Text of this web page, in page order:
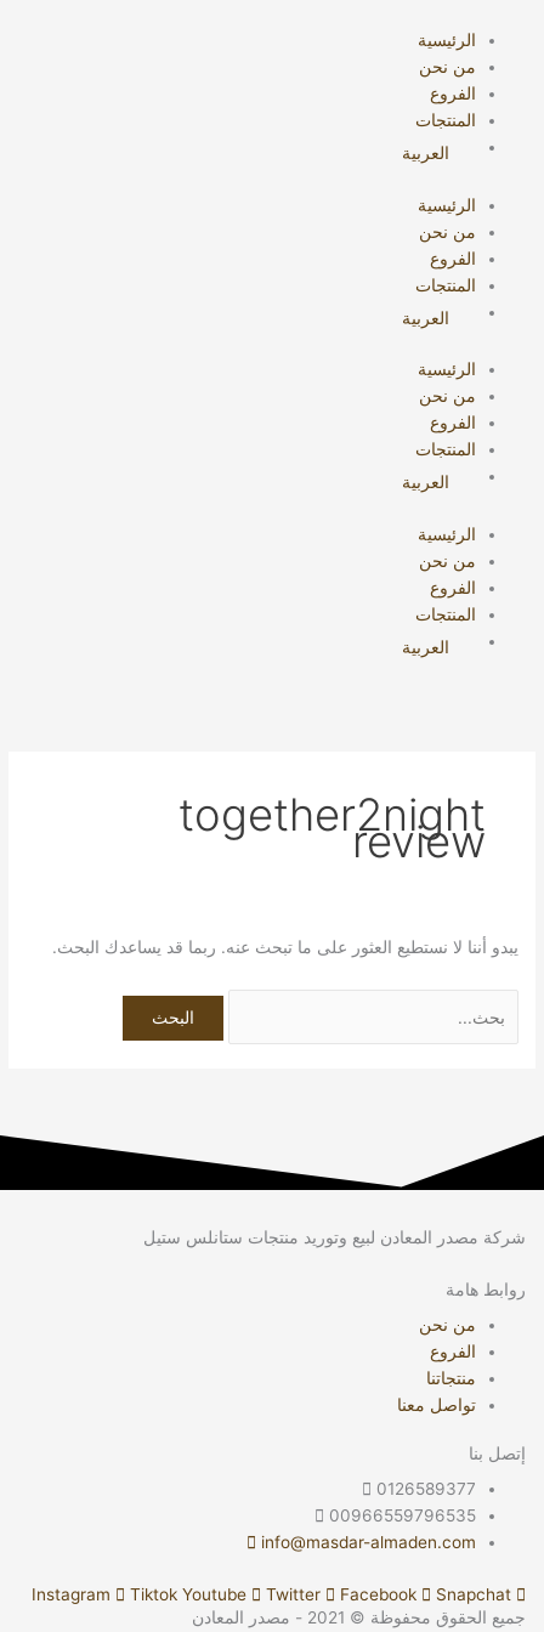
المحتوى
الرئيسية
من نحن
الفروع
المنتجات
العربية
الرئيسية
من نحن
الفروع
المنتجات
العربية
الرئيسية
من نحن
الفروع
المنتجات
العربية
الرئيسية
من نحن
الفروع
المنتجات
العربية
together2night
review
يبدو أننا لا نستطيع العثور على ما تبحث عنه. ربما قد يساعدك البحث.
عن:
شركة مصدر المعادن لبيع وتوريد منتجات ستانلس ستيل
روابط هامة
من نحن
الفروع
منتجاتنا
تواصل معنا
إتصل بنا
0126589377
00966559796535
info@masdar-almaden.com
Instagram Tiktok Youtube Twitter Facebook
Snapchat
جميع الحقوق محفوظة © 2021 - مصدر المعادن